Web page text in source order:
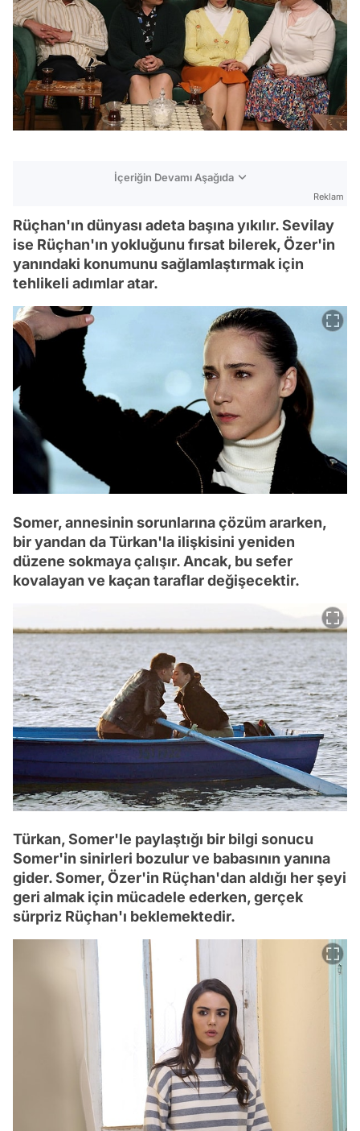
İçeriğin Devamı Aşağıda
Reklam
Rüçhan'ın dünyası adeta başına yıkılır. Sevilay
ise Rüçhan'ın yokluğunu fırsat bilerek, Özer'in
yanındaki konumunu sağlamlaştırmak için
tehlikeli adımlar atar.
Somer, annesinin sorunlarına çözüm ararken,
bir yandan da Türkan'la ilişkisini yeniden
düzene sokmaya çalışır. Ancak, bu sefer
kovalayan ve kaçan taraflar değişecektir.
Türkan, Somer'le paylaştığı bir bilgi sonucu
Somer'in sinirleri bozulur ve babasının yanına
gider. Somer, Özer'in Rüçhan'dan aldığı her şeyi
geri almak için mücadele ederken, gerçek
sürpriz Rüçhan'ı beklemektedir.